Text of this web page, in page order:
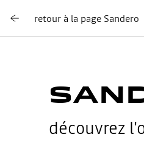
retour à la page Sandero
découvrez